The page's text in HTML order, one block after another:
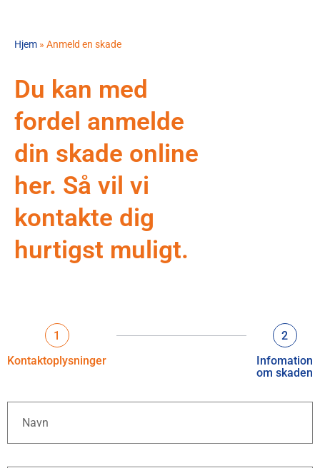
Hjem » Anmeld en skade
Du kan med
fordel anmelde
din skade online
her. Så vil vi
kontakte dig
hurtigst muligt.
1
Kontaktoplysninger
2
Infomation
om skaden